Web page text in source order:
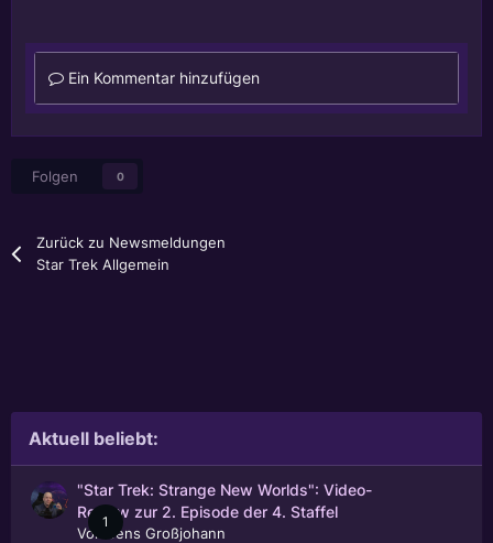
Ein Kommentar hinzufügen
Folgen 0
Zurück zu Newsmeldungen
Star Trek Allgemein
Aktuell beliebt:
1
"Star Trek: Strange New Worlds": Video-
Review zur 2. Episode der 4. Staffel
Von
Jens Großjohann